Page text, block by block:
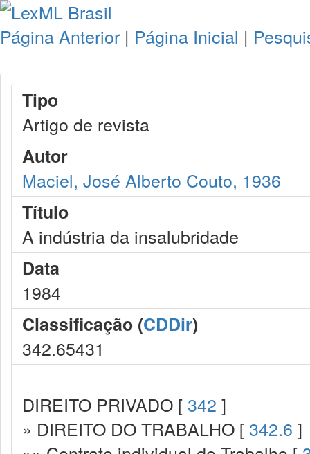
Página Anterior | Página Inicial |
Tipo
Artigo de revista
Autor
Maciel, José Alberto Couto, 1936
Título
A indústria da insalubridade
Data
1984
Classificação (CDDir)
342.65431
DIREITO PRIVADO [ 342 ]
» DIREITO DO TRABALHO [ 342.6 ]